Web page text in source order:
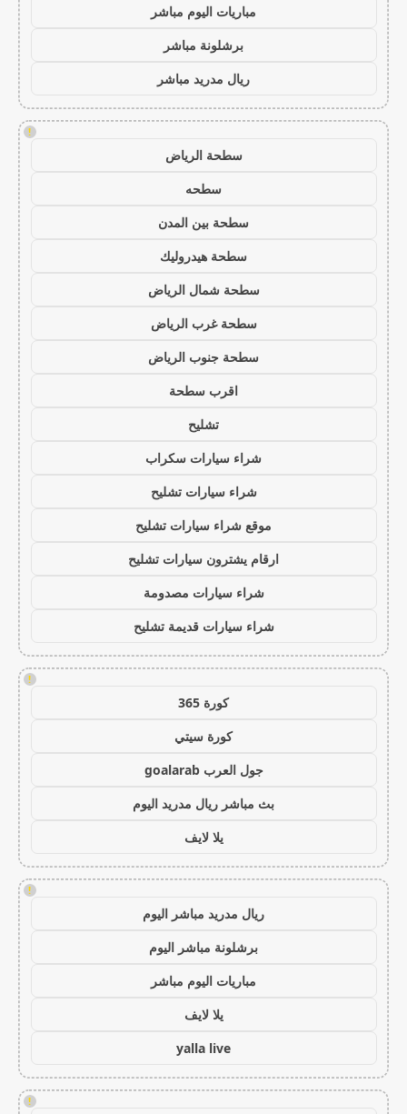
مباريات اليوم مباشر
برشلونة مباشر
ريال مدريد مباشر
!
سطحة الرياض
سطحه
سطحة بين المدن
سطحة هيدروليك
سطحة شمال الرياض
سطحة غرب الرياض
سطحة جنوب الرياض
اقرب سطحة
تشليح
شراء سيارات سكراب
شراء سيارات تشليح
موقع شراء سيارات تشليح
ارقام يشترون سيارات تشليح
شراء سيارات مصدومة
شراء سيارات قديمة تشليح
!
كورة 365
كورة سيتي
جول العرب goalarab
بث مباشر ريال مدريد اليوم
يلا لايف
!
ريال مدريد مباشر اليوم
برشلونة مباشر اليوم
مباريات اليوم مباشر
يلا لايف
yalla live
!